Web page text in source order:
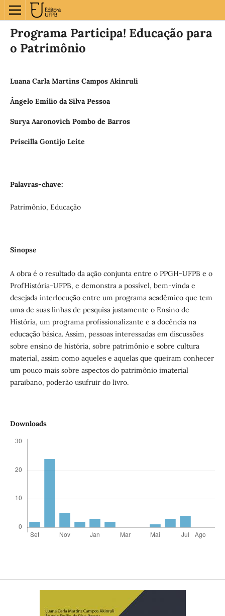
Programa Participa! Educação para
o Patrimônio
Luana Carla Martins Campos Akinruli
Ângelo Emílio da Silva Pessoa
Surya Aaronovich Pombo de Barros
Priscilla Gontijo Leite
Palavras-chave:
Patrimônio, Educação
Sinopse
A obra é o resultado da ação conjunta entre o PPGH-UFPB e o
ProfHistória-UFPB, e demonstra a possível, bem-vinda e
desejada interlocução entre um programa acadêmico que tem
uma de suas linhas de pesquisa justamente o Ensino de
História, um programa profissionalizante e a docência na
educação básica. Assim, pessoas interessadas em discussões
sobre ensino de história, sobre patrimônio e sobre cultura
material, assim como aqueles e aquelas que queiram conhecer
um pouco mais sobre aspectos do patrimônio imaterial
paraibano, poderão usufruir do livro.
Downloads